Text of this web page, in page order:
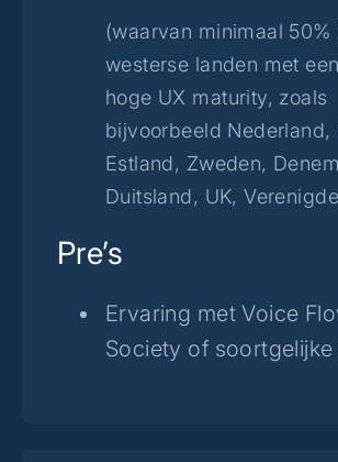
(waarvan minimaal 50%
westerse landen met
hoge UX maturity, zoals
bijvoorbeeld Nederland,
Estland, Zweden,
Duitsland, UK,
Pre’s
Ervaring met Voice
Society of